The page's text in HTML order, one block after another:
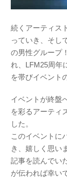
続くアーティス
っていき、そし
の男性グループ
れ、LFM25周年
を帯びイベント
イベントが終盤
を彩るアーティ
した。
このイベントに
き、嬉しく思い
記事を読んでい
が伝われば幸い